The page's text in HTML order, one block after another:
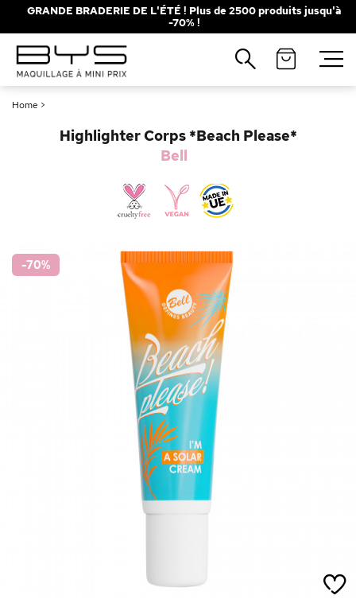
GRANDE BRADERIE DE L'ÉTÉ ! Plus de 2500 produits jusqu'à
-70% !
Home >
Highlighter Corps *Beach Please*
Bell
-70%
Fermer
Recherches populaires
Solaire
Rouge à Lèvres